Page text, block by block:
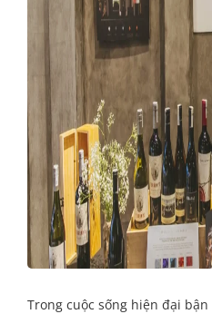
Trong cuộc sống hiện đại